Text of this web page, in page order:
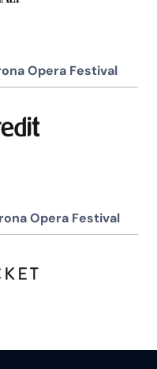
Opera Festival
Opera Festival